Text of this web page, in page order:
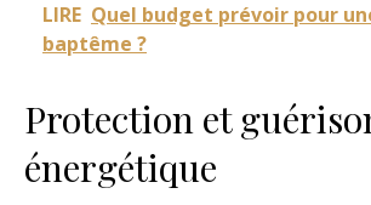
LIRE Quel budget prévoir pour
baptême ?
Protection et
énergétique